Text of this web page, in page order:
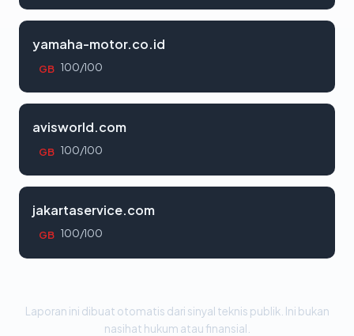
yamaha-motor.co.id
GB 100/100
avisworld.com
GB 100/100
jakartaservice.com
GB 100/100
Laporan ini dibuat otomatis dari sinyal teknis publik. Ini bukan
nasihat hukum atau finansial.